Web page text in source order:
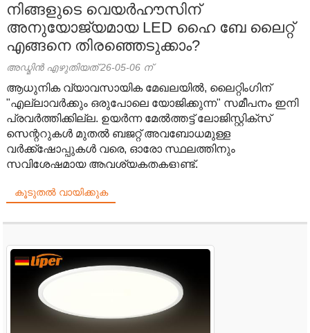
നിങ്ങളുടെ വെയർഹൗസിന്
അനുയോജ്യമായ LED ഹൈ ബേ ലൈറ്റ്
എങ്ങനെ തിരഞ്ഞെടുക്കാം?
അഡ്മിൻ എഴുതിയത് 26-05-06 ന്
ആധുനിക വ്യാവസായിക മേഖലയിൽ, ലൈറ്റിംഗിന്
"എല്ലാവർക്കും ഒരുപോലെ യോജിക്കുന്ന" സമീപനം ഇനി
പ്രവർത്തിക്കില്ല. ഉയർന്ന മേൽത്തട്ട് ലോജിസ്റ്റിക്സ്
സെന്ററുകൾ മുതൽ ബജറ്റ് അവബോധമുള്ള
വർക്ക്ഷോപ്പുകൾ വരെ, ഓരോ സ്ഥലത്തിനും
സവിശേഷമായ ആവശ്യകതകളുണ്ട്.
കൂടുതൽ വായിക്കുക